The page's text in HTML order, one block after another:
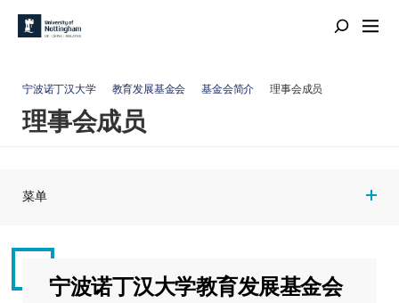
宁波诺丁汉大学 教育发展基金会 基金会简介 理事会成员
理事会成员
菜单
宁波诺丁汉大学教育发展基金会